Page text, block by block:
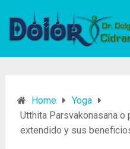
Home
Yoga
Utthita Parsvakonasana o
extendido y sus